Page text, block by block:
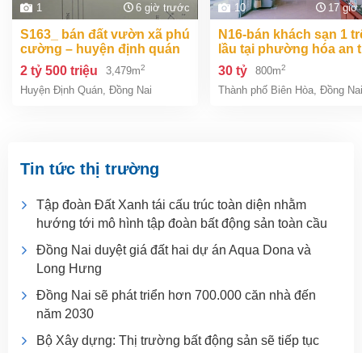
1 6 giờ trước
s163_ bán đất vườn xã phú
cường – huyện định quán
– đồng na
2 tỷ 500 triệu 3,479m2
Huyện Định Quán, Đồng Nai
10 17 giờ
n16-bán khách sạn 1 trệt 2
lầu tại phường hóa an
biên hòa dt 800m2 giá
30 tỷ 800m2
Thành phố Biên Hòa, Đồng Nai
Tin tức thị trường
Tập đoàn Đất Xanh tái cấu trúc toàn diện nhằm
hướng tới mô hình tập đoàn bất động sản toàn cầu
Đồng Nai duyệt giá đất hai dự án Aqua Dona và
Long Hưng
Đồng Nai sẽ phát triển hơn 700.000 căn nhà đến
năm 2030
Bộ Xây dựng: Thị trường bất động sản sẽ tiếp tục